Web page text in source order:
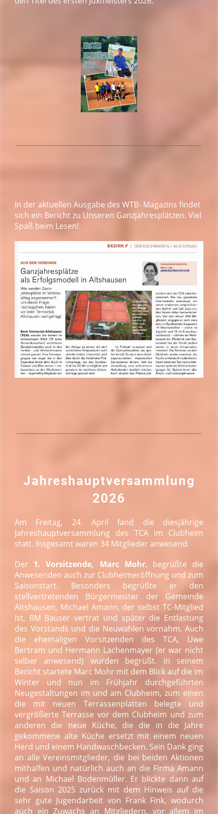
In der aktuellen Ausgabe des WTB- Magazins findet
sich ein Bericht zu Unseren Ganzjahresplätzen. Viel
Spaß beim Lesen!
Jahreshauptversammlung
2026
Am Freitag, 24. April fand die diesjährige
Jahreshauptversammlung des TCA im Clubheim
statt. Insgesamt waren 34 Mitglieder anwesend.
Der 1. Vorsitzende, Marc Mohr, begrüßte die
Anwesenden auch zur Clubheimeröffnung und zum
Saisonstart. Besonders begrüßte er den
stellvertretenden Bürgermeister der Gemeinde
Altshausen, Michael Amann, der selbst TC-Mitglied
ist, BM Bauser vertrat und später die Entlastung
des Vorstands und die Neuwahlen vornahm. Auch
die ehemaligen Vorsitzenden des TCA, Uwe
Bertram und Hermann Lachenmayer (er war nicht
selber anwesend) wurden begrüßt. In seinem
Bericht startete Marc Mohr mit dem Blick auf die im
Winter und nun im Frühjahr durchgeführten
Neugestaltungen im und am Clubheim, zum einen
die mit neuen Terrassenplatten belegte und
vergrößerte Terrasse vor dem Clubheim und zum
anderen die neue Küche, die die in die Jahre
gekommene alte Küche ersetzt mit einem neuen
Herd und einem Handwaschbecken. Sein Dank ging
an alle Vereinsmitglieder, die bei beiden Aktionen
mithalfen und natürlich auch an die Firma Amann
und an Michael Bodenmüller. Er blickte dann auf
die Saison 2025 zurück mit dem Hinweis auf die
sehr gute Jugendarbeit von Frank Fink, wodurch
auch ein Zuwachs an Mitgliedern, vor allem im